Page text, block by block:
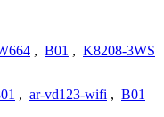
, B01 , K8208-3WS
, ar-vd123-wifi , B01